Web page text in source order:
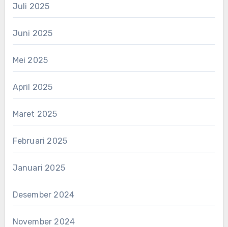
Juli 2025
Juni 2025
Mei 2025
April 2025
Maret 2025
Februari 2025
Januari 2025
Desember 2024
November 2024